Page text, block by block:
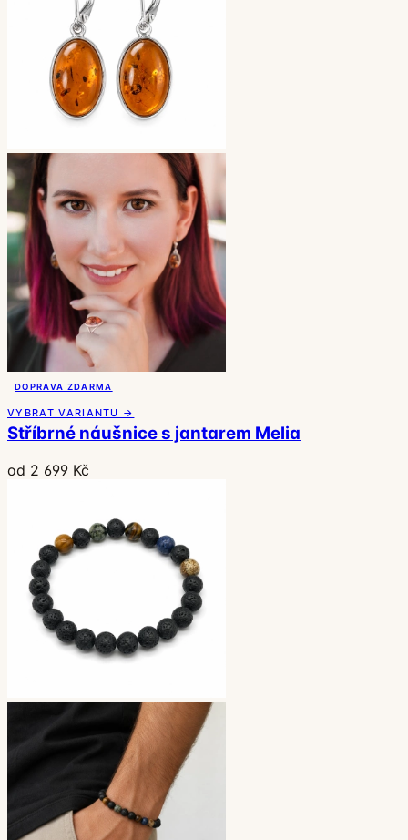
DOPRAVA ZDARMA
VYBRAT VARIANTU →
Stříbrné náušnice s jantarem Melia
od 2 699 Kč